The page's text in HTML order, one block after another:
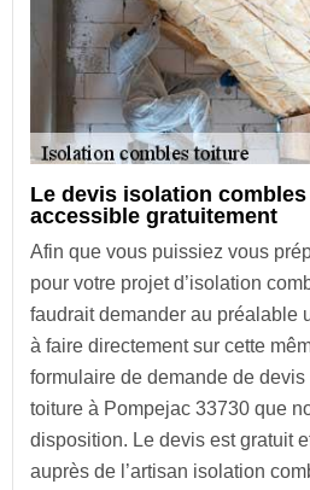
Le devis isolation
accessible gratuitement
Afin que vous puissiez vous
pour votre projet d’isolation
faudrait demander au préalable
à faire directement sur cette
formulaire de demande de
toiture à Pompejac 33730 que
disposition. Le devis est gratuit
auprès de l’artisan isolation